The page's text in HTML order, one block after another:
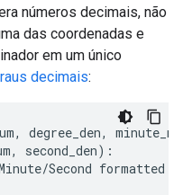
números decimais, não
das coordenadas e
em um único
decimais:
degree_den,
second_den):
Second formatted